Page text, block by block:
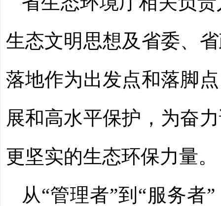
生态文明思想及省委、
落地作为出发点和落脚
展和高水平保护，为奋
更坚实的生态环保力量。
从“管理者”到“服务者